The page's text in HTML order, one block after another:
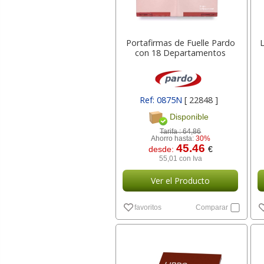
Portafirmas de Fuelle Pardo
con 18 Departamentos
Ref: 0875N [ 22848 ]
Disponible
Tarifa :64,86
Ahorro hasta: 30%
desde: 45.46 €
55,01 con Iva
Ver el Producto
favoritos Comparar